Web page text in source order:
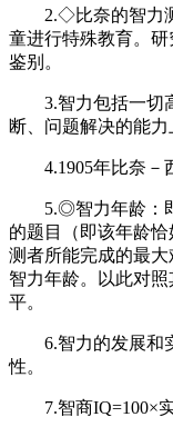
2.◇比奈的智力测
童进行特殊教育。
鉴别。
3.智力包括一切高
断、问题解决的能力
4.1905年比奈－西
5.◎智力年龄：即
的题目（即该年龄
测者所能完成的最
智力年龄。以此对
平。
6.智力的发展和实
性。
7.智商IQ=100×实